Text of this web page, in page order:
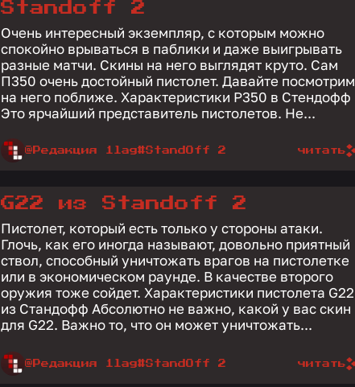
Standoff 2
Очень интересный экземпляр, с которым можно
спокойно врываться в паблики и даже выигрывать
разные матчи. Скины на него выглядят круто. Сам
П350 очень достойный пистолет. Давайте посмотрим
на него поближе. Характеристики P350 в Стендофф
Это ярчайший представитель пистолетов. Не...
@Редакция 1lag#StandOff 2 читать
G22 из Standoff 2
Пистолет, который есть только у стороны атаки.
Глочь, как его иногда называют, довольно приятный
ствол, способный уничтожать врагов на пистолетке
или в экономическом раунде. В качестве второго
оружия тоже сойдет. Характеристики пистолета G22
из Стандофф Абсолютно не важно, какой у вас скин
для G22. Важно то, что он может уничтожать...
@Редакция 1lag#StandOff 2 читать